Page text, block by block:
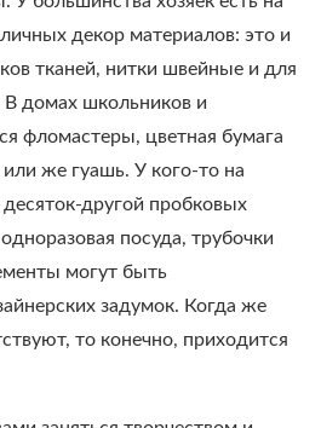
декор материалов: это и
тканей, нитки швейные и для
В домах школьников и
фломастеры, цветная бумага
же гуашь. У кого-то на
другой пробковых
посуда, трубочки
могут быть
задумок. Когда же
то конечно, приходится